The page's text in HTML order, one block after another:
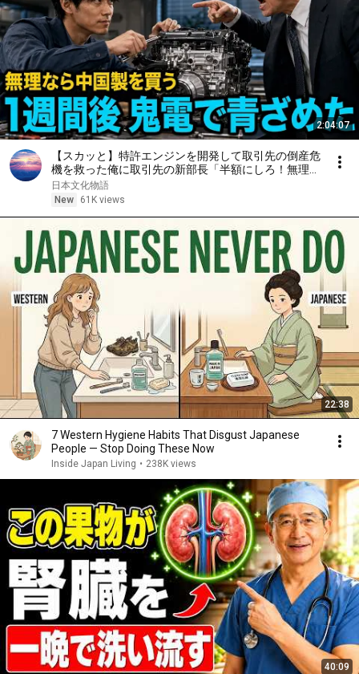
2:04:07
【スカッと】特許エンジンを開発して取引先の倒産危
機を救った俺に取引先の新部長「半額にしろ！無理な
ら中国製を買う」1週間後、部長から鬼電→俺「お宅
の競合と5倍で独占契約済みです」
日本文化物語
New
61K views
22:38
7 Western Hygiene Habits That Disgust Japanese
People — Stop Doing These Now
Inside Japan Living • 238K views
40:09